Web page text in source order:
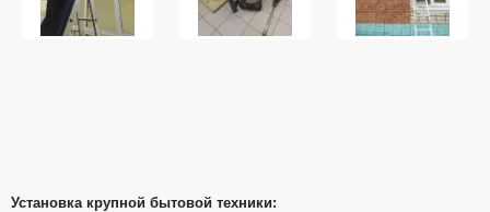
Установка крупной бытовой техники: